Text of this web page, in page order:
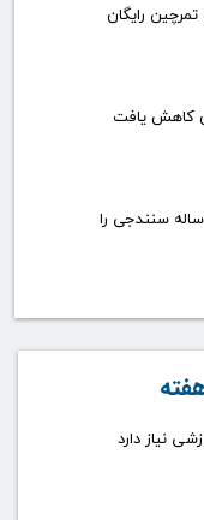
رایگان
کاهش یافت
سگ بلاصاحب جان کودک ۳ ساله سنندجی را
نیاز دارد